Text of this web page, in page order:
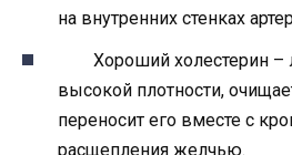
на внутренних стенках
Хороший холестерин –
высокой плотности,
переносит его вместе с
расщепления желчью.